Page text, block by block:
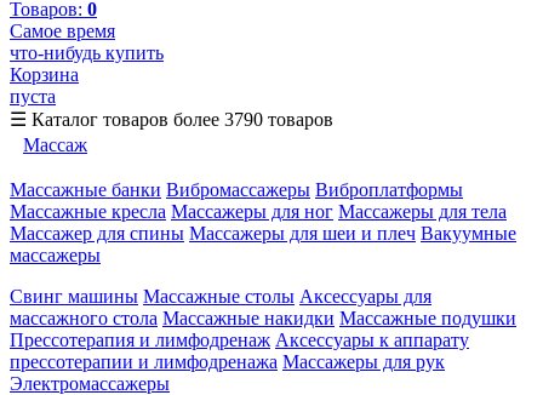
Товаров: 0
Самое время
что-нибудь купить
Корзина
пуста
☰ Каталог товаров более 3790 товаров
Массаж
Массажные банки Вибромассажеры Виброплатформы
Массажные кресла Массажеры для ног Массажеры для тела
Массажер для спины Массажеры для шеи и плеч Вакуумные
массажеры
Свинг машины Массажные столы Аксессуары для
массажного стола Массажные накидки Массажные подушки
Прессотерапия и лимфодренаж Аксессуары к аппарату
прессотерапии и лимфодренажа Массажеры для рук
Электромассажеры